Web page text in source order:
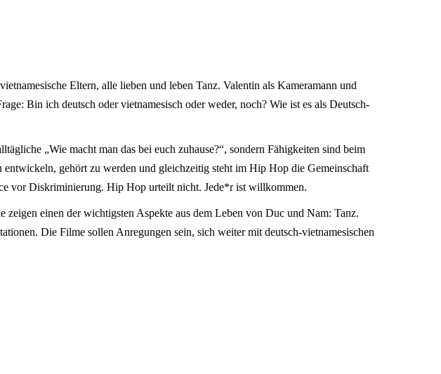
Eltern, alle lieben und leben Tanz. Valentin als Kameramann und
Bin ich deutsch oder vietnamesisch oder weder, noch? Wie ist es als Deutsch-
„Wie macht man das bei euch zuhause?“, sondern Fähigkeiten sind beim
gehört zu werden und gleichzeitig steht im Hip Hop die Gemeinschaft
vor Diskriminierung. Hip Hop urteilt nicht. Jede*r ist willkommen.
einen der wichtigsten Aspekte aus dem Leben von Duc und Nam: Tanz.
Die Filme sollen Anregungen sein, sich weiter mit deutsch-vietnamesischen